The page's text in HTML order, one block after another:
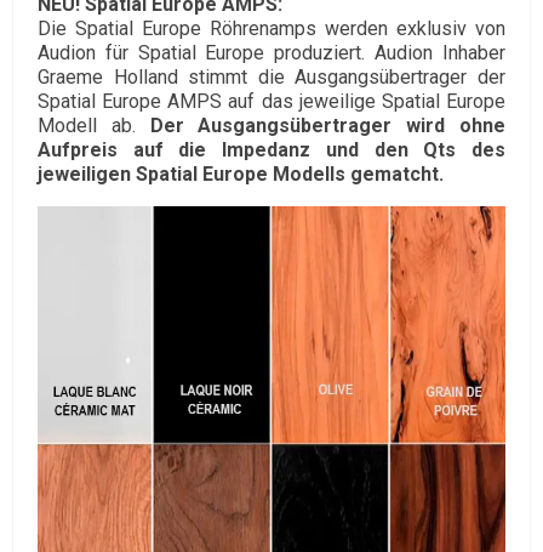
Die Spatial Europe Röhrenamps werden exklusiv von
Audion für Spatial Europe produziert. Audion Inhaber
Graeme Holland stimmt die Ausgangsübertrager der
Spatial Europe AMPS auf das jeweilige Spatial Europe
Modell ab. Der Ausgangsübertrager wird ohne
Aufpreis auf die Impedanz und den Qts des
jeweiligen Spatial Europe Modells gematcht.